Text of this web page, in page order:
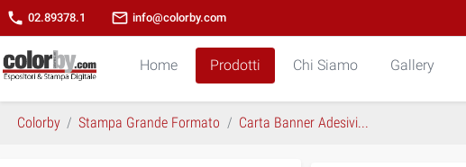
phone 02.89378.1 mail_outline info@colorby.com
Home Prodotti Chi Siamo Gallery
Colorby Stampa Grande Formato Carta Banner Adesivi...